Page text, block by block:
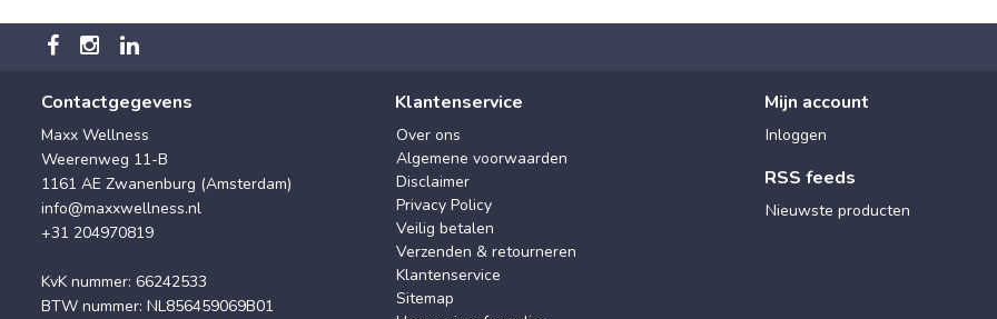
Contactgegevens
Maxx Wellness
Weerenweg 11-B
1161 AE Zwanenburg (Amsterdam)
info@maxxwellness.nl
+31 204970819
KvK nummer: 66242533
BTW nummer: NL856459069B01
Klantenservice
Over ons
Algemene voorwaarden
Disclaimer
Privacy Policy
Veilig betalen
Verzenden & retourneren
Klantenservice
Sitemap
Mijn account
Inloggen
RSS feeds
Nieuwste producten